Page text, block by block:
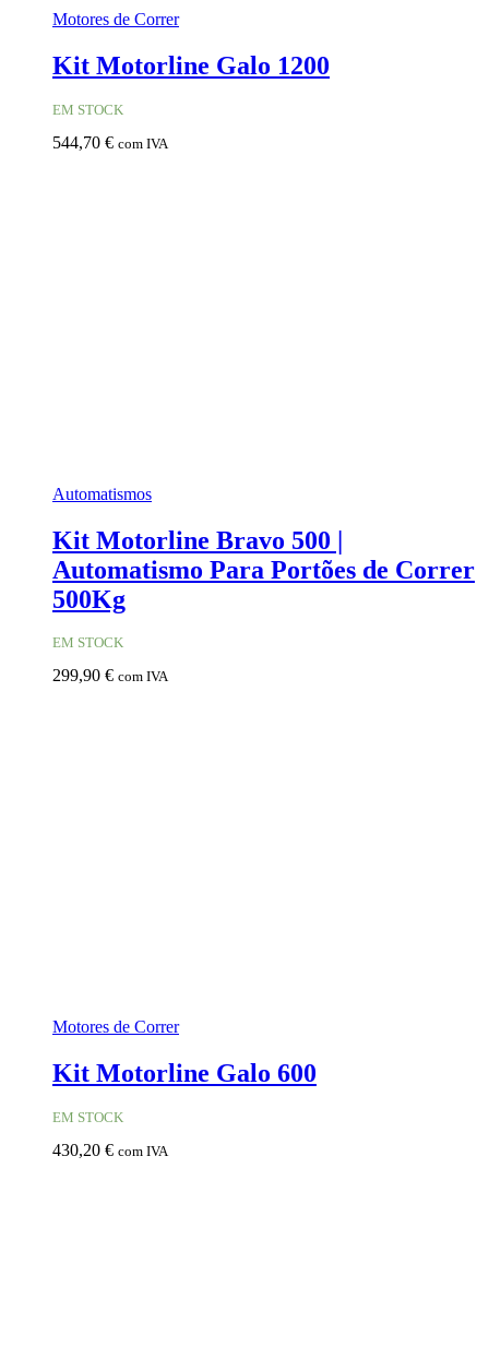
Motores de Correr
Kit Motorline Galo 1200
EM STOCK
544,70 € com IVA
Automatismos
Kit Motorline Bravo 500 |
Automatismo Para Portões de Correr
500Kg
EM STOCK
299,90 € com IVA
Motores de Correr
Kit Motorline Galo 600
EM STOCK
430,20 € com IVA